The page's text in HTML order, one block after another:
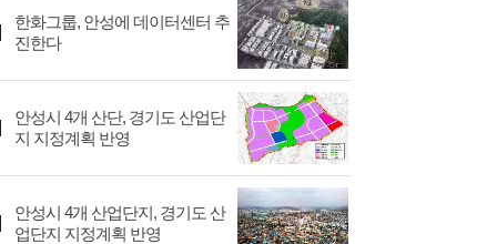
한화그룹, 안성에 데이터센터 추
진한다
안성시 4개 산단, 경기도 산업단
지 지정계획 반영
안성시 4개 산업단지, 경기도 산
업단지 지정계획 반영